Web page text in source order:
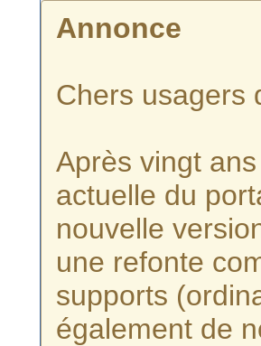
Annonce
Chers usagers
Après vingt
actuelle du
nouvelle
une refonte
supports
également de